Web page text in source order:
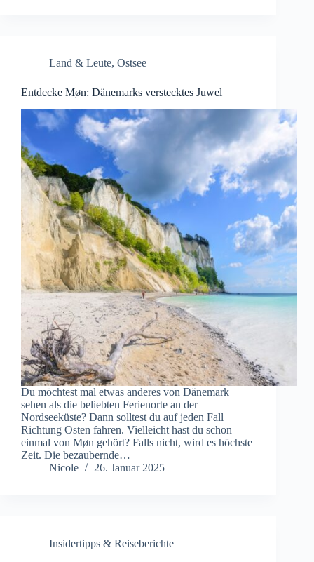
Land & Leute, Ostsee
Entdecke Møn: Dänemarks verstecktes Juwel
Du möchtest mal etwas anderes von Dänemark
sehen als die beliebten Ferienorte an der
Nordseeküste? Dann solltest du auf jeden Fall
Richtung Osten fahren. Vielleicht hast du schon
einmal von Møn gehört? Falls nicht, wird es höchste
Zeit. Die bezaubernde…
Nicole
26. Januar 2025
Insidertipps & Reiseberichte